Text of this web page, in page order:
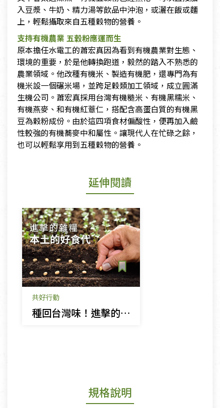
入豆漿、牛奶、精力湯等飲品中沖泡，或灑在飯或麵
上，輕鬆攝取來自五種穀物的營養。
支持有機農業 五穀粉應運而生
​原本擔任水電工的蕭宏真因為看到有機農業對生態、
環境的重要，於是他轉換跑道，毅然的踏入不熟悉的
農業領域。他改種有機米、製造有機肥，還專門為有
機米設一個碾米場，並跨足穀類加工領域，成立圓滿
生機公司。蕭宏真採用台灣有機糙米、有機黑糯米、
有機燕麥、和有機紅薏仁，搭配含高蛋白質的有機黑
豆為穀粉成份。由於這四項食材偏酸性，便再加入鹼
性較強的有機蕎麥中和屬性。讓現代人在忙碌之餘，
也可以輕鬆享用到五種穀物的營養。
延伸閱讀
共好行動
種回台灣味！進擊的雜糧 本土的好食代
規格說明